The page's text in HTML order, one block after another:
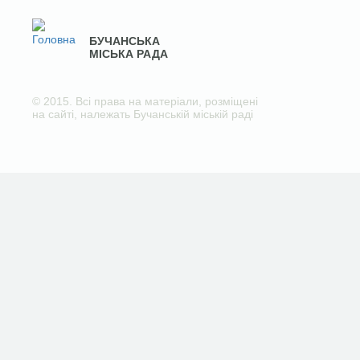
БУЧАНСЬКА
МІСЬКА РАДА
© 2015. Всі права на матеріали, розміщені
на сайті, належать Бучанській міській раді